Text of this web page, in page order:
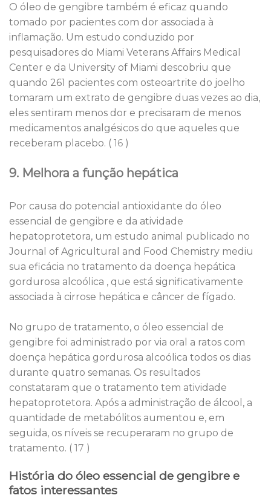
O óleo de gengibre também é eficaz quando
tomado por pacientes com dor associada à
inflamação. Um estudo conduzido por
pesquisadores do Miami Veterans Affairs Medical
Center e da University of Miami descobriu que
quando 261 pacientes com osteoartrite do joelho
tomaram um extrato de gengibre duas vezes ao dia,
eles sentiram menos dor e precisaram de menos
medicamentos analgésicos do que aqueles que
receberam placebo. ( 16 )
9. Melhora a função hepática
Por causa do potencial antioxidante do óleo
essencial de gengibre e da atividade
hepatoprotetora, um estudo animal publicado no
Journal of Agricultural and Food Chemistry mediu
sua eficácia no tratamento da doença hepática
gordurosa alcoólica , que está significativamente
associada à cirrose hepática e câncer de fígado.
No grupo de tratamento, o óleo essencial de
gengibre foi administrado por via oral a ratos com
doença hepática gordurosa alcoólica todos os dias
durante quatro semanas. Os resultados
constataram que o tratamento tem atividade
hepatoprotetora. Após a administração de álcool, a
quantidade de metabólitos aumentou e, em
seguida, os níveis se recuperaram no grupo de
tratamento. ( 17 )
História do óleo essencial de gengibre e
fatos interessantes